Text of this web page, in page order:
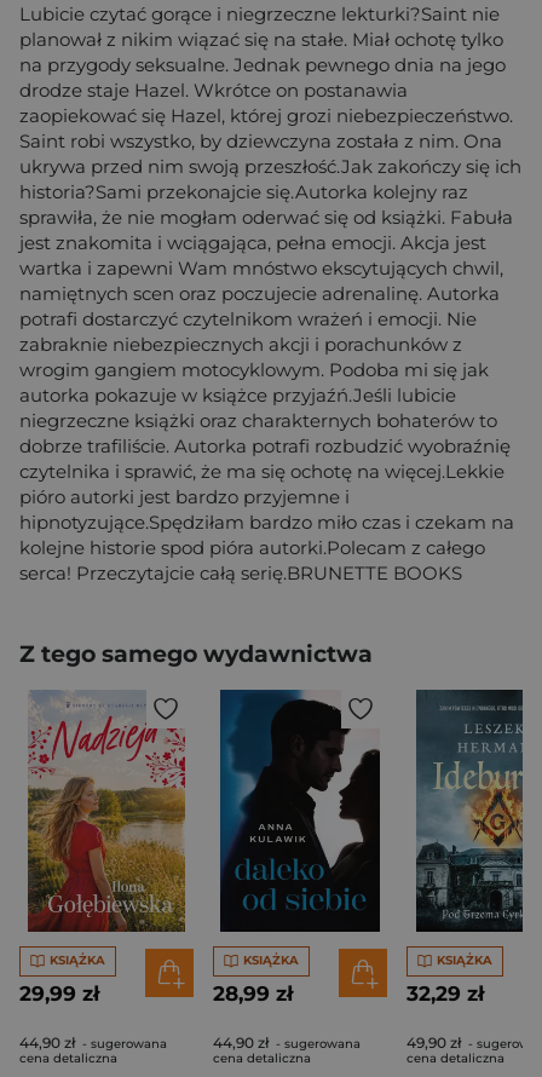
Lubicie czytać gorące i niegrzeczne lekturki?Saint nie
planował z nikim wiązać się na stałe. Miał ochotę tylko
na przygody seksualne. Jednak pewnego dnia na jego
drodze staje Hazel. Wkrótce on postanawia
zaopiekować się Hazel, której grozi niebezpieczeństwo.
Saint robi wszystko, by dziewczyna została z nim. Ona
ukrywa przed nim swoją przeszłość.Jak zakończy się ich
historia?Sami przekonajcie się.Autorka kolejny raz
sprawiła, że nie mogłam oderwać się od książki. Fabuła
jest znakomita i wciągająca, pełna emocji. Akcja jest
wartka i zapewni Wam mnóstwo ekscytujących chwil,
namiętnych scen oraz poczujecie adrenalinę. Autorka
potrafi dostarczyć czytelnikom wrażeń i emocji. Nie
zabraknie niebezpiecznych akcji i porachunków z
wrogim gangiem motocyklowym. Podoba mi się jak
autorka pokazuje w książce przyjaźń.Jeśli lubicie
niegrzeczne książki oraz charakternych bohaterów to
dobrze trafiliście. Autorka potrafi rozbudzić wyobraźnię
czytelnika i sprawić, że ma się ochotę na więcej.Lekkie
pióro autorki jest bardzo przyjemne i
hipnotyzujące.Spędziłam bardzo miło czas i czekam na
kolejne historie spod pióra autorki.Polecam z całego
serca! Przeczytajcie całą serię.BRUNETTE BOOKS
Z tego samego wydawnictwa
KSIĄŻKA
29,99 zł
44,90 zł - sugerowana
cena detaliczna
KSIĄŻKA
28,99 zł
44,90 zł - sugerowana
cena detaliczna
KSIĄŻKA
32,29 zł
49,90 zł -
cena detaliczna